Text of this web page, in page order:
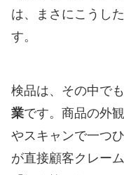
は、まさにこうし
す。
検品は、その中で
業です。商品の外
やスキャンで一つ
が直接顧客クレー